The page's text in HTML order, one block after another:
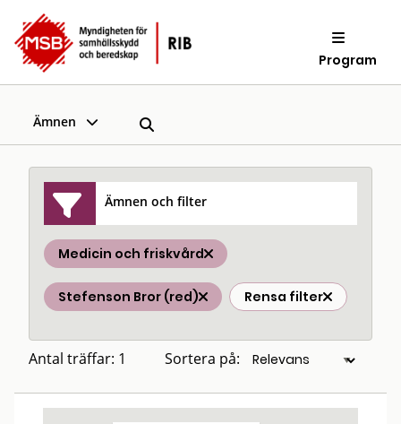
Program
Ämnen
Ämnen och filter
Medicin och friskvård
Stefenson Bror (red) Rensa filter
Antal träffar: 1 Sortera på: